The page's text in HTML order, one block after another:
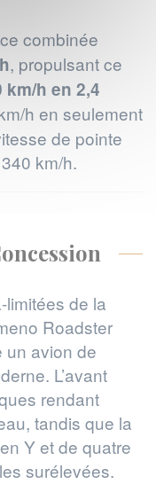
combinée
, propulsant ce
km/h en 2,4
h en seulement
de pointe
km/h.
limitées de la
Roadster
un avion de
L’avant
rendant
tandis que la
Y et de quatre
surélevées.